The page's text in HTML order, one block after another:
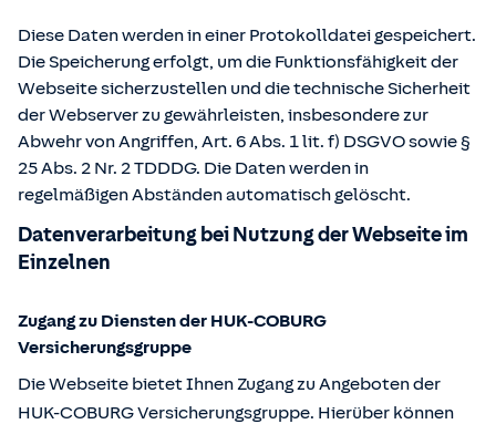
Diese Daten werden in einer Protokolldatei gespeichert.
Die Speicherung erfolgt, um die Funktionsfähigkeit der
Webseite sicherzustellen und die technische Sicherheit
der Webserver zu gewährleisten, insbesondere zur
Abwehr von Angriffen, Art. 6 Abs. 1 lit. f) DSGVO sowie §
25 Abs. 2 Nr. 2 TDDDG. Die Daten werden in
regelmäßigen Abständen automatisch gelöscht.
Datenverarbeitung bei Nutzung der Webseite im
Einzelnen
Zugang zu Diensten der HUK-COBURG
Versicherungsgruppe
Die Webseite bietet Ihnen Zugang zu Angeboten der
HUK-COBURG Versicherungsgruppe. Hierüber können